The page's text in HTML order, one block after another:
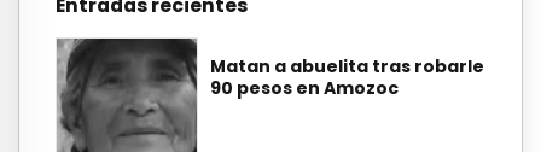
Entradas recientes
Matan a abuelita tras robarle
90 pesos en Amozoc